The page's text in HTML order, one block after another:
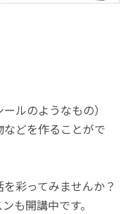
ルのようなもの）
どを作ることがで
彩ってみませんか？
も開講中です。